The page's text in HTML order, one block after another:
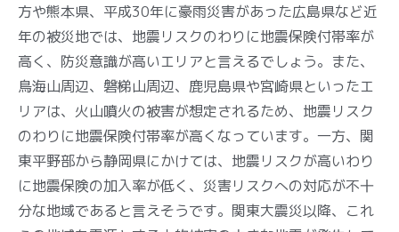
方や熊本県、平成30年に豪雨災害があった広島県など近
年の被災地では、地震リスクのわりに地震保険付帯率が
高く、防災意識が高いエリアと言えるでしょう。また、
鳥海山周辺、磐梯山周辺、鹿児島県や宮崎県といったエ
リアは、火山噴火の被害が想定されるため、地震リスク
のわりに地震保険付帯率が高くなっています。一方、関
東平野部から静岡県にかけては、地震リスクが高いわり
に地震保険の加入率が低く、災害リスクへの対応が不十
分な地域であると言えそうです。関東大震災以降、これ